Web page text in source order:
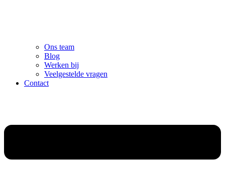
Ons team
Blog
Werken bij
Veelgestelde vragen
Contact